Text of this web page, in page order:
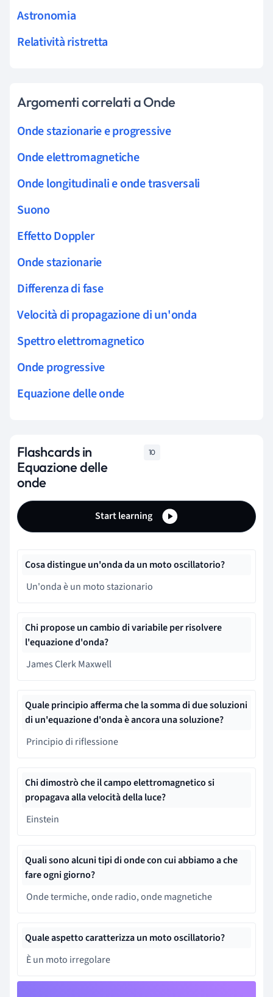
Astronomia
Relatività ristretta
Argomenti correlati a Onde
Onde stazionarie e progressive
Onde elettromagnetiche
Onde longitudinali e onde trasversali
Suono
Effetto Doppler
Onde stazionarie
Differenza di fase
Velocità di propagazione di un'onda
Spettro elettromagnetico
Onde progressive
Equazione delle onde
Flashcards in
Equazione delle
onde
10
Start learning
Cosa distingue un'onda da un moto oscillatorio?
Un'onda è un moto stazionario
Chi propose un cambio di variabile per risolvere
l'equazione d'onda?
James Clerk Maxwell
Quale principio afferma che la somma di due soluzioni
di un'equazione d'onda è ancora una soluzione?
Principio di riflessione
Chi dimostrò che il campo elettromagnetico si
propagava alla velocità della luce?
Einstein
Quali sono alcuni tipi di onde con cui abbiamo a che
fare ogni giorno?
Onde termiche, onde radio, onde magnetiche
Quale aspetto caratterizza un moto oscillatorio?
È un moto irregolare